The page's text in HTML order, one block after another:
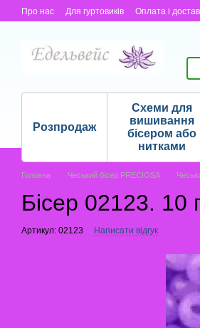
Перейти до основного контенту
Про нас Для гуртовиків Оплата і
Розпродаж
Схеми для
вишивання
бісером або
нитками
Головна Чеський бісер PRECIOSA
Бісер 02123. 10
Артикул: 02123 Написати відгук